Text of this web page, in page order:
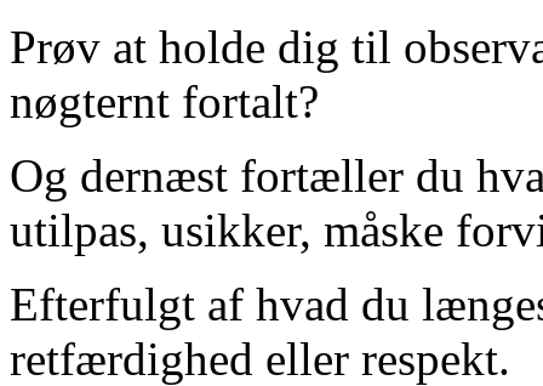
Prøv at holde dig til
nøgternt fortalt?
Og dernæst fortæller du
utilpas, usikker, måske
Efterfulgt af hvad du
retfærdighed eller respekt.